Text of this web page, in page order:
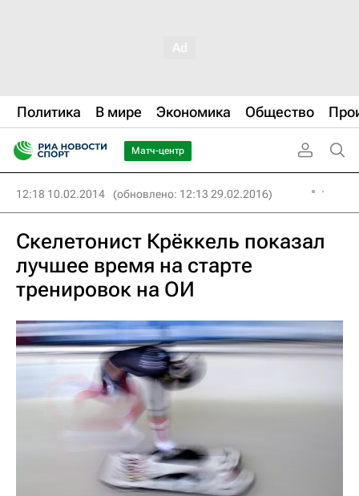
Политика В мире Экономика Общество
Матч-центр
12:18 10.02.2014 (обновлено: 12:13 29.02.2016)
Скелетонист Крёккель показал
лучшее время на старте
тренировок на ОИ